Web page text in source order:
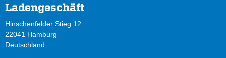
Ladengeschäft
Hinschenfelder Stieg 12
22041 Hamburg
Deutschland